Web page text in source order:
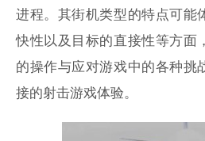
进程。其街机类型的特点可能
快性以及目标的直接性等方面
的操作与应对游戏中的各种挑
接的射击游戏体验。